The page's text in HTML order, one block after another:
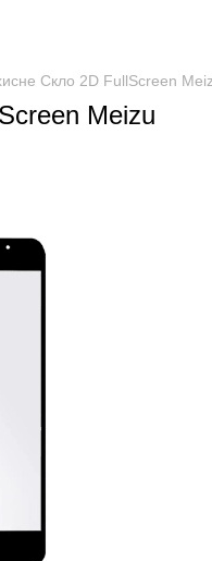
Скло 2D FullScreen
Meizu